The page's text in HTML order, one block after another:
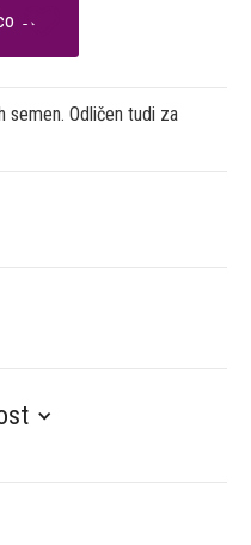

semen. Odličen tudi za